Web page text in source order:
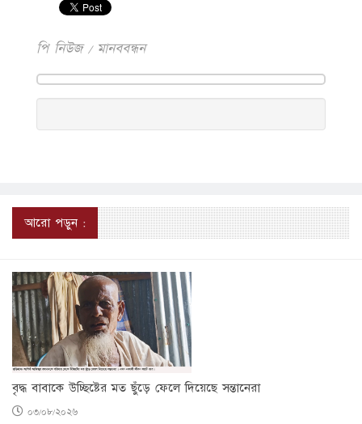
পি নিউজ / মানববন্ধন
আরো পড়ুন :
বৃদ্ধ বাবাকে উচ্ছিষ্টের মত ছুঁড়ে ফেলে দিয়েছে সন্তানেরা
০৩/০৮/২০২৬